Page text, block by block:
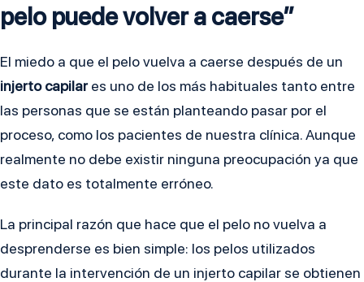
pelo puede volver a caerse”
El miedo a que el pelo vuelva a caerse después de un
injerto capilar es uno de los más habituales tanto entre
las personas que se están planteando pasar por el
proceso, como los pacientes de nuestra clínica. Aunque
realmente no debe existir ninguna preocupación ya que
este dato es totalmente erróneo.
La principal razón que hace que el pelo no vuelva a
desprenderse es bien simple: los pelos utilizados
durante la intervención de un injerto capilar se obtienen